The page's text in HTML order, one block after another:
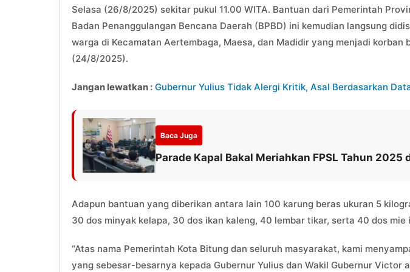
Selasa (26/8/2025) sekitar pukul 11.00 WITA. Bantuan dari Pemerintah
Badan Penanggulangan Bencana Daerah (BPBD) ini kemudian langsung
warga di Kecamatan Aertembaga, Maesa, dan Madidir yang menjadi korban
(24/8/2025).
Jangan lewatkan : Gubernur Yulius Tidak Alergi Kritik, Asal Berdasarkan
Baca Juga
Parade Kapal Bakal Meriahkan FPSL Tahun 2025
Adapun bantuan yang diberikan antara lain 100 karung beras ukuran 5
30 dos minyak kelapa, 30 dos ikan kaleng, 40 lembar tikar, serta 40 dos mie
“Atas nama Pemerintah Kota Bitung dan seluruh masyarakat, kami
yang sebesar-besarnya kepada Gubernur Yulius dan Wakil Gubernur Victor